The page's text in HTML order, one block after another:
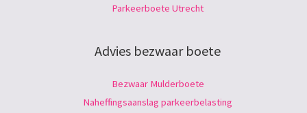
Parkeerboete Utrecht
Advies bezwaar boete
Bezwaar Mulderboete
Naheffingsaanslag parkeerbelasting